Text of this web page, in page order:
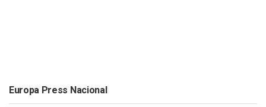
Europa Press Nacional